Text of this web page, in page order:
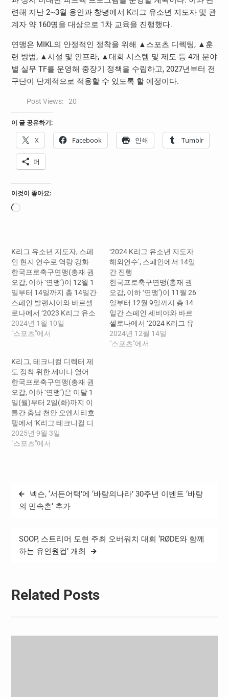
련해 지난 2~3월 용인과 창녕에서 K리그 유소년 지도자 및 관
계자 약 160명을 대상으로 1차 교육을 진행했다.
연맹은 MIKL의 안정적인 정착을 위해 ▲스포츠 디렉팅, ▲훈
련 방법, ▲시설 및 인프라, ▲대회 시스템 및 제도 등 4개 분야
별 실무 TF를 운영해 중장기 정책을 수립하고, 2027년부터 전
구단이 단계적으로 적용할 수 있도록 할 예정이다.
Post Views: 20
이 글 공유하기:
X Facebook 인쇄 Tumblr
더
이것이 좋아요:
로
K리그 유소년 지도자, 스페
인 현지 연수로 역량 강화
한국프로축구연맹(총재 권
오갑, 이하 ‘연맹’)이 12월 1
일부터 14일까지 총 14일간
스페인 발렌시아와 바르셀
로나에서 ‘2023 K리그 유소
년 지도자 해외 연수’를 실시
했다. K리그 지도자 해외연
습득해 우수한 유소년 육성
체계를 만들고, K리그 유소
년 정책 발전에 대한 공감대
를 형성하는 것을 목적으로
하고 있다. 연맹은 지난
2013년부터 영국, 스페인,…
2024년 1월 10일
"스포츠"에서
‘2024 K리그 유소년 지도자
해외연수’, 스페인에서 14일
간 진행
한국프로축구연맹(총재 권
오갑, 이하 ‘연맹’)이 11월 26
일부터 12월 9일까지 총 14
일간 스페인 세비야와 바르
셀로나에서 ‘2024 K리그 유
소년 지도자 해외연수’를 실
시했다. K리그 지도자 해외
2024년 12월 14일
"스포츠"에서
K리그, 테크니컬 디렉터 제
도 정착 위한 세미나 열어
한국프로축구연맹(총재 권
오갑, 이하 ‘연맹’)은 이달 1
일(월)부터 2일(화)까지 이
틀간 충남 천안 오엔시티호
텔에서 ‘K리그 테크니컬 디
렉터 세미나’를 개최했다. 테
크니컬 디렉터는 구단의 기
를 책임진다. 2026년부터는
K리그 모든 구단이 테크니컬
나는…
2025년 9월 3일
"스포츠"에서
글
탐
넥슨, ‘서든어택’에 ‘바람의나라’ 30주년 이벤트 ‘바람
의 민속촌’ 추가
SOOP, 스트리머 도현 주최 오버워치 대회 ‘RØDE와 함께
하는 유인원컵’ 개최
Related Posts